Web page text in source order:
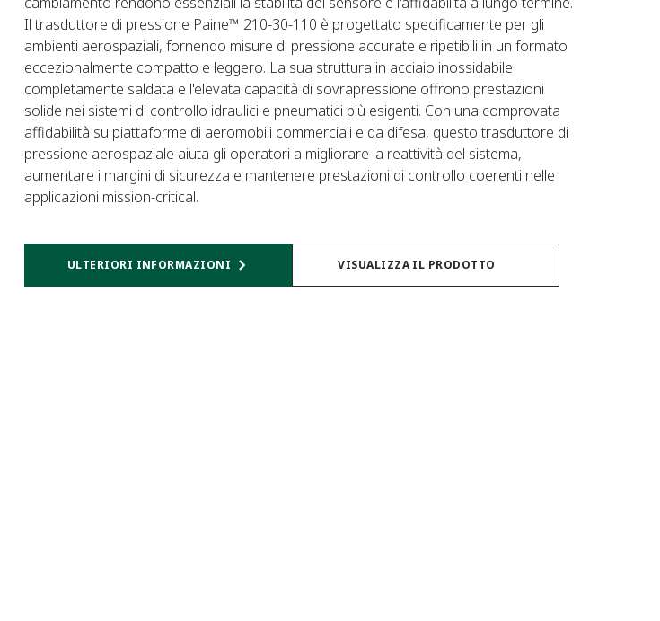
Il trasduttore di pressione Paine™ 210-30-110 è progettato specificamente per gli
ambienti aerospaziali, fornendo misure di pressione accurate e ripetibili in un formato
eccezionalmente compatto e leggero. La sua struttura in acciaio inossidabile
completamente saldata e l'elevata capacità di sovrapressione offrono prestazioni
solide nei sistemi di controllo idraulici e pneumatici più esigenti. Con una comprovata
affidabilità su piattaforme di aeromobili commerciali e da difesa, questo trasduttore di
pressione aerospaziale aiuta gli operatori a migliorare la reattività del sistema,
aumentare i margini di sicurezza e mantenere prestazioni di controllo coerenti nelle
applicazioni mission-critical.
ULTERIORI INFORMAZIONI VISUALIZZA IL PRODOTTO